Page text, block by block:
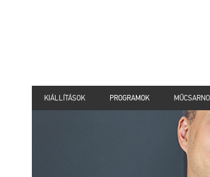
KIÁLLÍTÁSOK PROGRAMOK